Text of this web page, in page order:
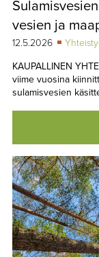
TAPAHTUMAT
YHTEYSTIEDOT
vesien ja
12.5.2026
KAUPALLINEN
viime vuosina
sulamisvesien